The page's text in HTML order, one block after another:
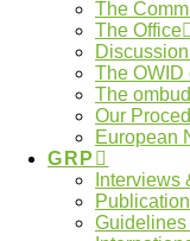
The
The Office
The OWID
The
Our
European
GRP
Interviews
Guidelines
auch Prof. Heinz
Ombudsgremiums
Integrität,
Fachgespräch wird
Bündnis 90/Die